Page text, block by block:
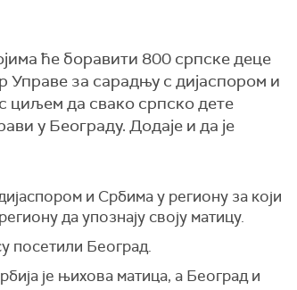
ће боравити 800 српске деце
Управе за сарадњу с дијаспором и
циљем да свако српско дете
у Београду. Додаје и да је
и Србима у региону за који
да упознају своју матицу.
посетили Београд.
је њихова матица, а Београд и